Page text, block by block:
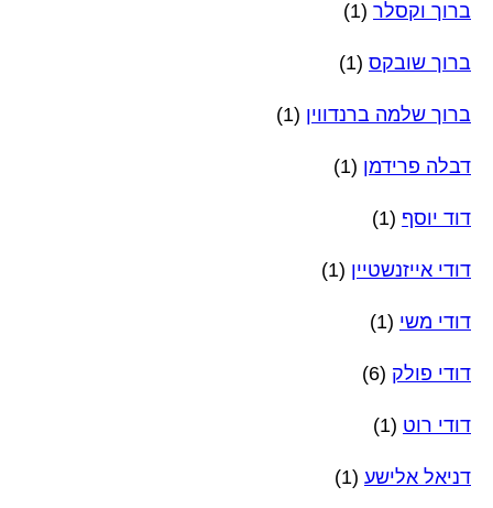
ברוך וקסלר (1)
ברוך שובקס (1)
ברוך שלמה ברנדווין (1)
דבלה פרידמן (1)
דוד יוסף (1)
דודי אייזנשטיין (1)
דודי משי (1)
דודי פולק (6)
דודי רוט (1)
דניאל אלישע (1)